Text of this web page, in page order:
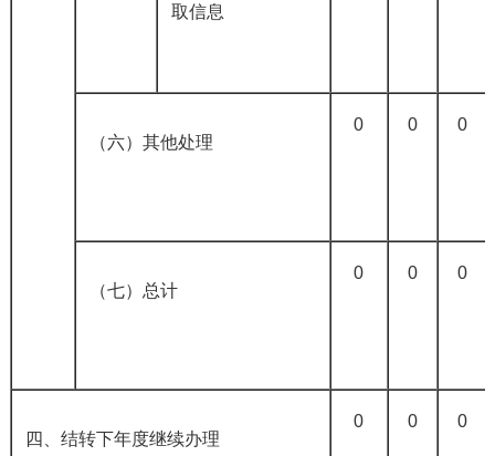
取信息
（六）其他处理
0 0 0
（七）总计
0 0 0
四、结转下年度继续办理
0 0 0